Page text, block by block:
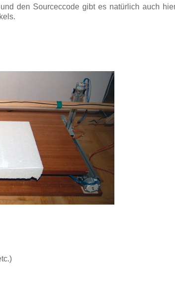
den Sourceccode gibt es natürlich auch